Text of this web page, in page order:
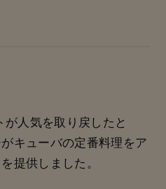
人気を取り戻したと
キューバの定番料理をア
提供しました。